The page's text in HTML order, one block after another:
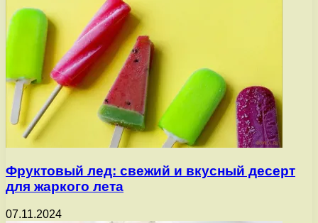
Фруктовый лед: свежий и вкусный десерт
для жаркого лета
07.11.2024